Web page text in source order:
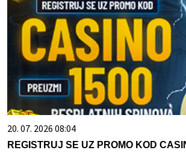
20. 07. 2026 08:04
REGISTRUJ SE UZ PROMO KOD